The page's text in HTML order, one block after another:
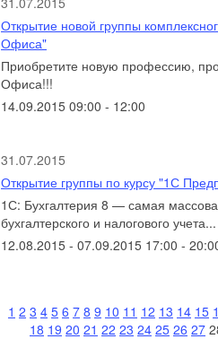
Открытие новой группы
Офиса"
Приобретите новую профессию,
Офиса!!!
14.09.2015 09:00 - 12:00
31.07.2015
Открытие группы по курсу "1С
1С: Бухгалтерия 8 — самая
бухгалтерского и налогового учета...
12.08.2015 - 07.09.2015 17:00 -
1 2 3 4 5 6 7 8 9 10 11 12 13 14 15
18 19 20 21 22 23 24 25 26 27